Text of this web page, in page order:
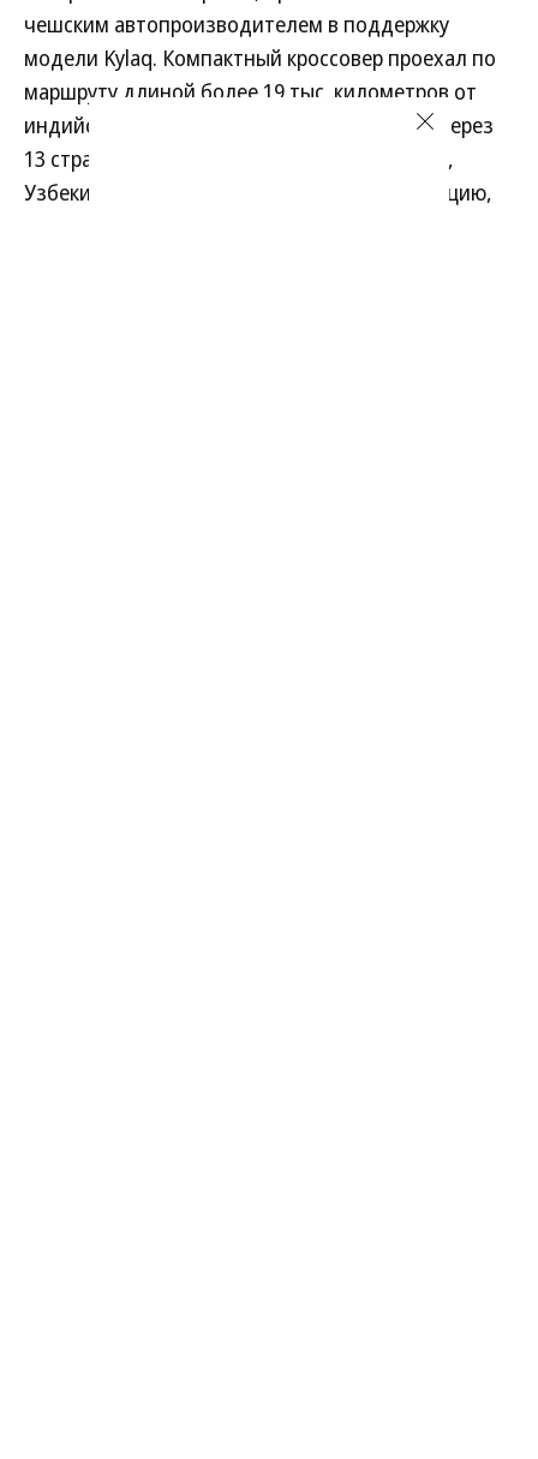
чешским автопроизводителем в поддержку
модели Kylaq. Компактный кроссовер проехал по
маршруту длиной более 19 тыс. километров от
индийского города Пуне до Праги, пройдя через
13 стран: Индию, Непал, Китай, Кыргызстан,
Узбекистан, Казахстан, Россию, Грузию, Турцию,